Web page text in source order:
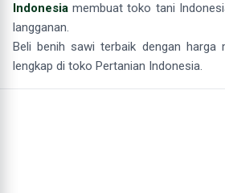
Indonesia membuat toko tani
langganan.
Beli benih sawi terbaik dengan harga
lengkap di toko Pertanian Indonesia.